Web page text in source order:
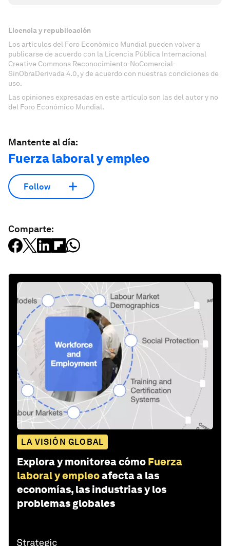
Licencia y republicación
Los artículos del Foro Económico Mundial pueden volver a
publicarse de acuerdo con la Licencia Pública Internacional
Creative Commons Reconocimiento-NoComercial-
SinObraDerivada 4.0, y de acuerdo con nuestras condiciones de
uso.
Las opiniones expresadas en este artículo son las del autor y no
del Foro Económico Mundial.
Mantente al día:
Fuerza laboral y empleo
Follow
Comparte:
LA VISIÓN GLOBAL
Explora y monitorea cómo Fuerza
laboral y empleoafecta a las
economías, las industrias y los
problemas globales